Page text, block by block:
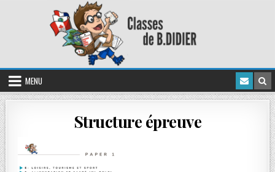
MENU
Structure épreuve